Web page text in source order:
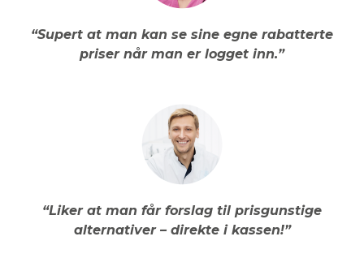
“Supert at man kan se sine egne rabatterte
priser når man er logget inn.”
“Liker at man får forslag til prisgunstige
alternativer – direkte i kassen!”